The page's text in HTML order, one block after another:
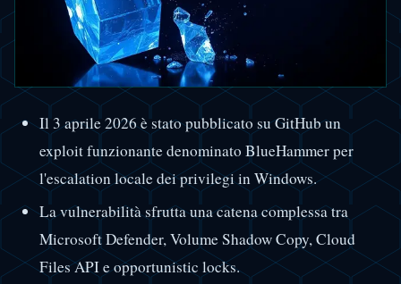
Il 3 aprile 2026 è stato pubblicato su GitHub un
exploit funzionante denominato BlueHammer per
l'escalation locale dei privilegi in Windows.
La vulnerabilità sfrutta una catena complessa tra
Microsoft Defender, Volume Shadow Copy, Cloud
Files API e opportunistic locks.